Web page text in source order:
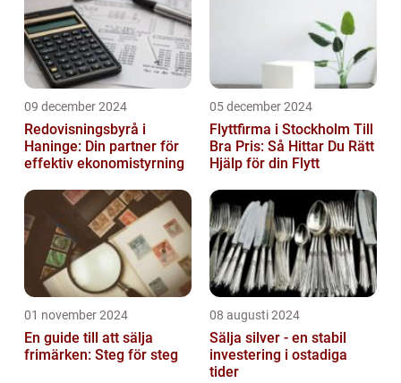
09 december 2024
Redovisningsbyrå i
Haninge: Din partner för
effektiv ekonomistyrning
05 december 2024
Flyttfirma i Stockholm Till
Bra Pris: Så Hittar Du Rätt
Hjälp för din Flytt
01 november 2024
En guide till att sälja
frimärken: Steg för steg
08 augusti 2024
Sälja silver - en stabil
investering i ostadiga
tider